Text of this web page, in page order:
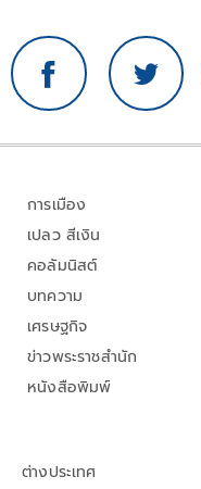
การเมือง
เปลว สีเงิน
คอลัมนิสต์
บทความ
เศรษฐกิจ
ข่าวพระราชสำนัก
หนังสือพิมพ์
ต่างประเทศ